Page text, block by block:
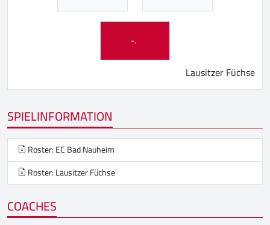
-.
Lausitzer Füchse
SPIELINFORMATION
Roster: EC Bad Nauheim
Roster: Lausitzer Füchse
COACHES